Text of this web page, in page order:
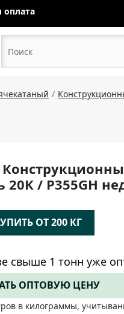
оплата
20К / P355GH
ОТ 200 КГ
свыше 1 тонн уже
ОПТОВУЮ ЦЕНУ
в килограммы,